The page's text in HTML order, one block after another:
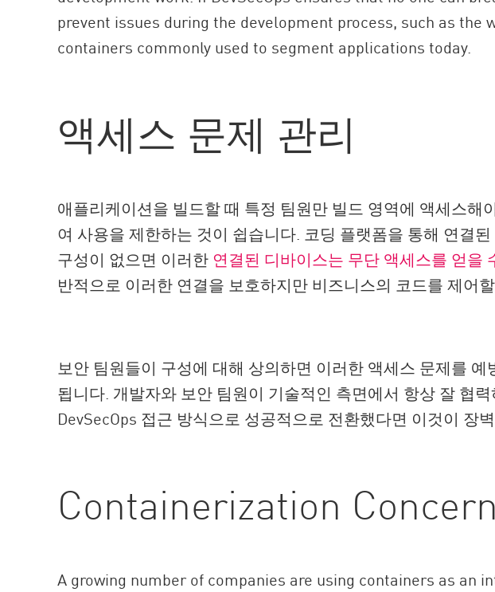
prevent issues during the development process, such as
containers commonly used to segment applications today.
액세스 문제 관리
애플리케이션을 빌드할 때 특정 팀원만 빌드 영역에 액세스
여 사용을 제한하는 것이 쉽습니다. 코딩 플랫폼을 통해 연결
구성이 없으면 이러한 연결된 디바이스는 무단 액세스를 얻을
반적으로 이러한 연결을 보호하지만 비즈니스의 코드를 제어
보안 팀원들이 구성에 대해 상의하면 이러한 액세스 문제를
됩니다. 개발자와 보안 팀원이 기술적인 측면에서 항상 잘 협
DevSecOps 접근 방식으로 성공적으로 전환했다면 이것이 장
Containerization
A growing number of companies are using containers as an